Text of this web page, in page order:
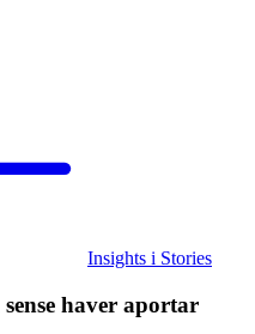
Insights i Stories
haver aportar